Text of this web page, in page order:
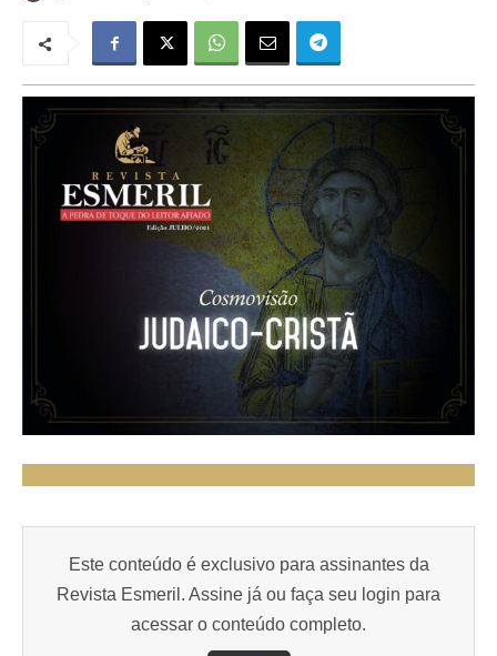
Este conteúdo é exclusivo para assinantes da
Revista Esmeril. Assine já ou faça seu login para
acessar o conteúdo completo.